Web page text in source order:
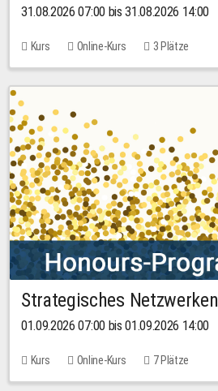
31.08.2026 07:00 bis 31.08.2026 14:00
Kurs Online-Kurs 3 Plätze
Strategisches Netzwerken
01.09.2026 07:00 bis 01.09.2026 14:00
Kurs Online-Kurs 7 Plätze